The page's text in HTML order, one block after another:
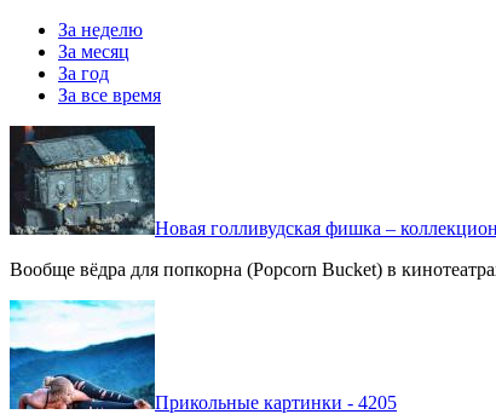
За неделю
За месяц
За год
За все время
Новая голливудская фишка –
Вообще вёдра для попкорна (Popcorn Bucket) в
Прикольные картинки - 4205